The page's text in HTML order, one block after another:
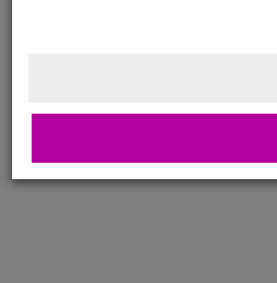
als wir Menschen. Dass
Programmieren
Zaubertrick ist dabei, mit